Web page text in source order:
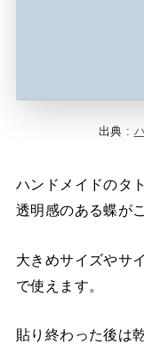
出典 :
ハンドメイドのタ
透明感のある蝶が
大きめサイズやサ
で使えます。
貼り終わった後は